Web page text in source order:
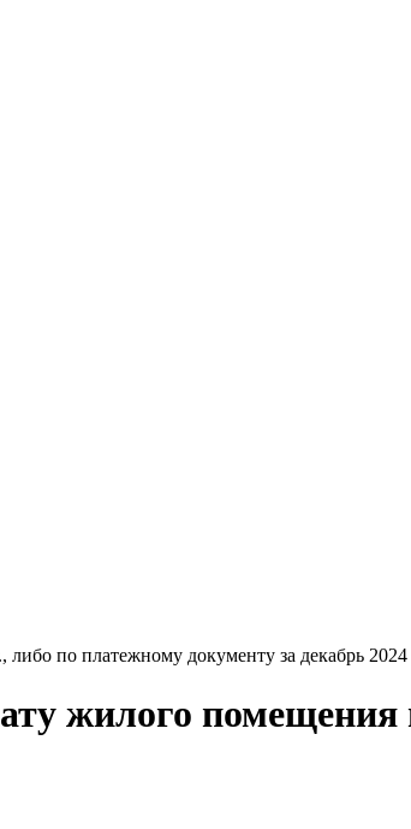
по платежному документу за декабрь 2024
жилого помещения